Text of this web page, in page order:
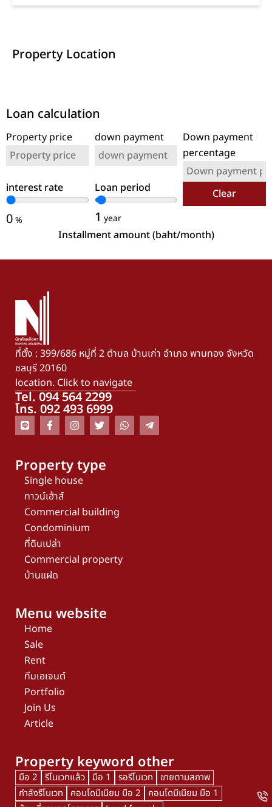
Property Location
Loan calculation
Property price down payment
Down payment
percentage
interest rate
0%
Loan period
1 year
Clear
Installment amount (baht/month)
ที่ตั้ง : 399/686 หมู่ที่ 2 ตำบล บ้านเก่า อำเภอ พานทอง จังหวัด
ชลบุรี 20160
location. Click to navigate
Tel. 094 564 2299
โทร. 092 493 6999
Property type
Single house
ทาวน์เฮ้าส์
Commercial building
Condominium
ที่ดินเปล่า
Commercial property
บ้านแฝด
Menu website
Home
Sale
Rent
ทีมเอเจนต์
Portfolio
Join Us
Article
Property keyword other
มือ 2 รีโนเวทแล้ว มือ 1 รอรีโนเวท
ขายตามสภาพ
กำลังรีโนเวท
คอนโดมีเนียม มือ 2
คอนโดมีเนียม มือ 1